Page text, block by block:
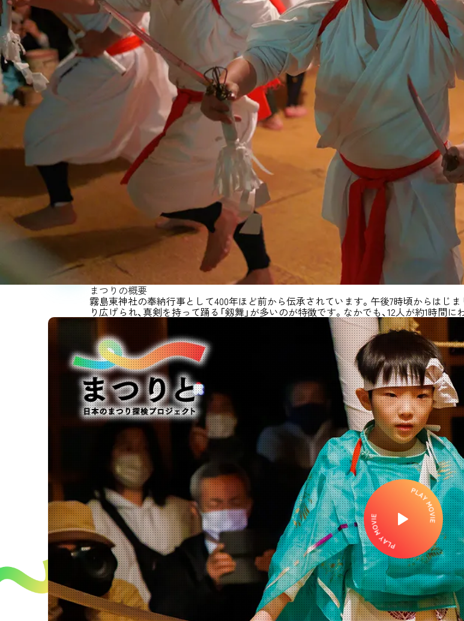
まつりの概要
霧島東神社の奉納行事として400年ほど前から伝承されています。午後7時頃からはじ
り広げられ、真剣を持って踊る「剱舞」が多いのが特徴です。なかでも、12人が約1時間に